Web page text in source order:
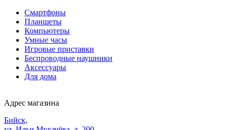
Смартфоны
Планшеты
Компьютеры
Умные часы
Игровые приставки
Беспроводные наушники
Аксессуары
Для дома
Адрес магазина
Бийск,